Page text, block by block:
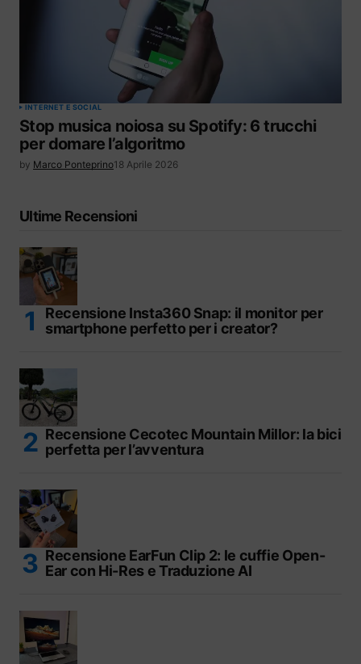
INTERNET E SOCIAL
Stop musica noiosa su Spotify: 6 trucchi
per domare l’algoritmo
by Marco Ponteprino18 Aprile 2026
Ultime Recensioni
Recensione Insta360 Snap: il monitor per
smartphone perfetto per i creator?
Recensione Cecotec Mountain Millor: la bici
perfetta per l’avventura
Recensione EarFun Clip 2: le cuffie Open-
Ear con Hi-Res e Traduzione AI